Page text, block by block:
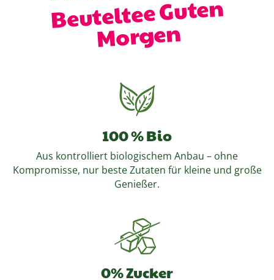
Beuteltee Guten
Morgen
100 % Bio
Aus kontrolliert biologischem Anbau – ohne
Kompromisse, nur beste Zutaten für kleine und große
Genießer.
0% Zucker